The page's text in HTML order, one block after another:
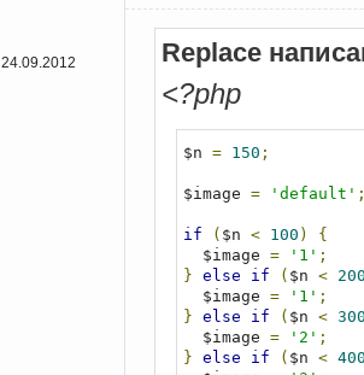
24.09.2012
Replace
<?php
$n = 150 ;
$image = 'default'
if ( $n < 100 )
{
  $image
= '1' ;
} else if ( $n <
  $image
= '1' ;
} else if ( $n <
  $image
= '2' ;
} else if ( $n <